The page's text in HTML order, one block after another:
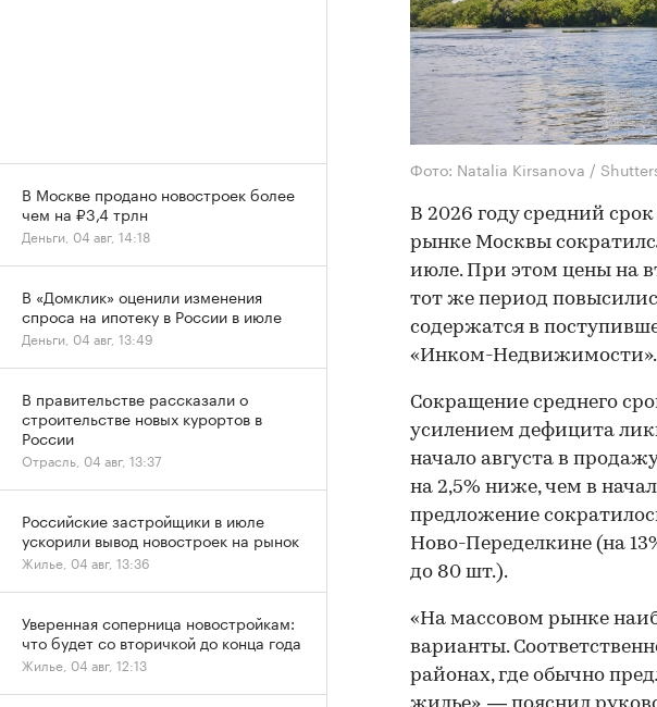
Фото: Natalia Kirsanova /
В 2026 году средний
рынке Москвы
июле. При этом цены на
тот же период
содержатся в
«Инком-Недвижимости».
Сокращение среднего
усилением дефицита
начало августа в
на 2,5% ниже, чем в
предложение
Ново-Переделкине (на
до 80 шт.).
«На массовом рынке
варианты.
районах, где обычно
В Москве продано новостроек более
чем на ₽3,4 трлн
Деньги, 04 авг, 14:18
В «Домклик» оценили изменения
спроса на ипотеку в России в июле
Деньги, 04 авг, 13:49
В правительстве рассказали о
строительстве новых курортов в
России
Отрасль, 04 авг, 13:37
Российские застройщики в июле
ускорили вывод новостроек на рынок
Жилье, 04 авг, 13:36
Уверенная соперница новостройкам:
что будет со вторичкой до конца года
Жилье, 04 авг, 12:13